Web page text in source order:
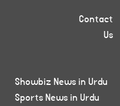
Contact
Us
Showbiz News in Urdu
Sports News in Urdu